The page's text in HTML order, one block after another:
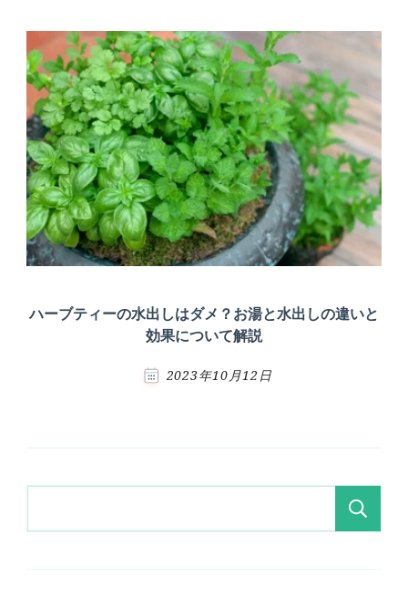
ハーブティーの水出しはダメ？お湯と水出しの違いと
効果について解説
2023年10月12日
索